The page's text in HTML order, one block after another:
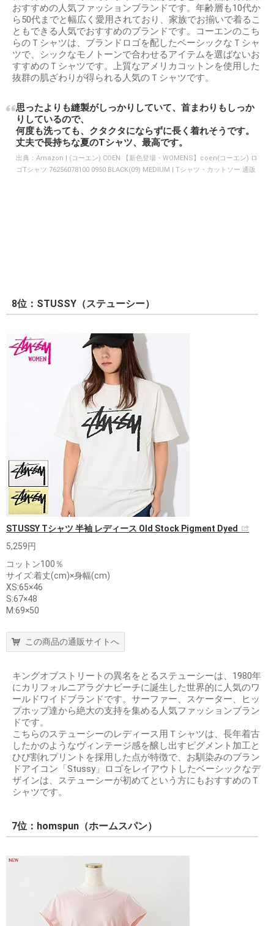
おすすめの人気ファッションブランドです。年齢層も10代か
ら50代までと幅広く愛用されており、家族でお揃いで着るこ
ともできる人気でおすすめのブランドです。コーエンのこち
らのＴシャツは、ブランドロゴを配したベーシックなＴシャ
ツで、シックなモノトーンで合わせるアイテムを選ばないお
すすめのＴシャツです。上質なアメリカコットンを使用した
抜群の肌ざわりが得られる人気のＴシャツです。
思ったよりも縫製がしっかりしていて、首まわりもしっか
りしているので、
何度も洗っても、クタクタにならずに長く着れそうです。
丈夫で長持ちな夏のTシャツ、最高です。
出典： Amazon | (コーエン) COEN 【新色登場・WOMENS】coen(コーエン) ロ
ゴTシャツ 76256078100 0950 BLACK(09) MEDIUM | Tシャツ・カットソー 通販
8位：STUSSY（ステューシー）
STUSSY Tシャツ 半袖 レディース Old Stock Pigment Dyed
5,259円
コットン100％
サイズ:着丈(cm)×身幅(cm)
XS:65×46
S:67×48
M:69×50
この商品の通販サイトへ
キングオブストリートの異名をとるステューシーは、1980年
にカリフォルニアラグナビーチに誕生した世界的に人気のワ
ールドワイドブランドです。サーファー、スケーター、ヒッ
プホップ達から絶大の支持を集める人気ファッションブラン
ドです。
こちらのステューシーのレディース用Ｔシャツは、長年着古
したかのようなヴィンテージ感を醸し出すピグメント加工と
ひび割れプリントを採用した点が特徴で、お馴染みのブラン
ドアイコン「Stussy」ロゴをレイアウトしたベーシックなデ
ザインは、ステューシーが初めてという方にもおすすめのＴ
シャツです。
7位：homspun（ホームスパン）